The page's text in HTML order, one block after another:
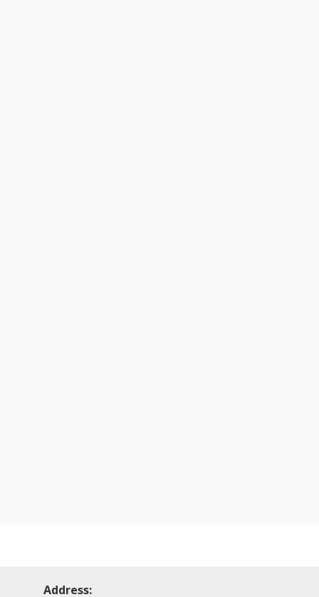
Address: